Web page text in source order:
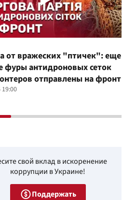
от вражеских "птичек": еще
фуры антидроновых сеток
отправлены на фронт
19:00
свой вклад в искоренение
коррупции в Украине!
Поддержать